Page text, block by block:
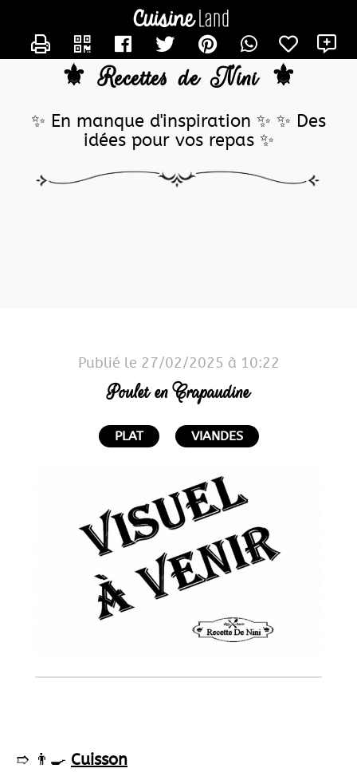
⚜️ Recettes de Nini ⚜️
✨ En manque d'inspiration ✨ ✨ Des
idées pour vos repas ✨
Publié le 27/02/2025 à 10:22
Poulet en Crapaudine
PLAT VIANDES
➱ 👨‍🍳 Cuisson
CONTACTER NINICM